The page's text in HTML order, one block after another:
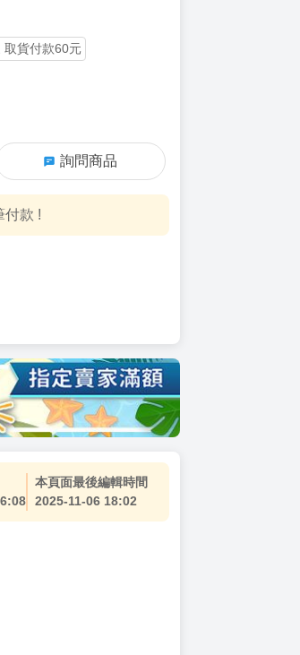
取貨付款60元
詢問商品
付款 !
本頁面最後編輯時間
2025-11-06 18:02